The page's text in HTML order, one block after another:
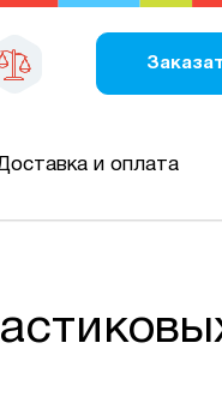
и оплата